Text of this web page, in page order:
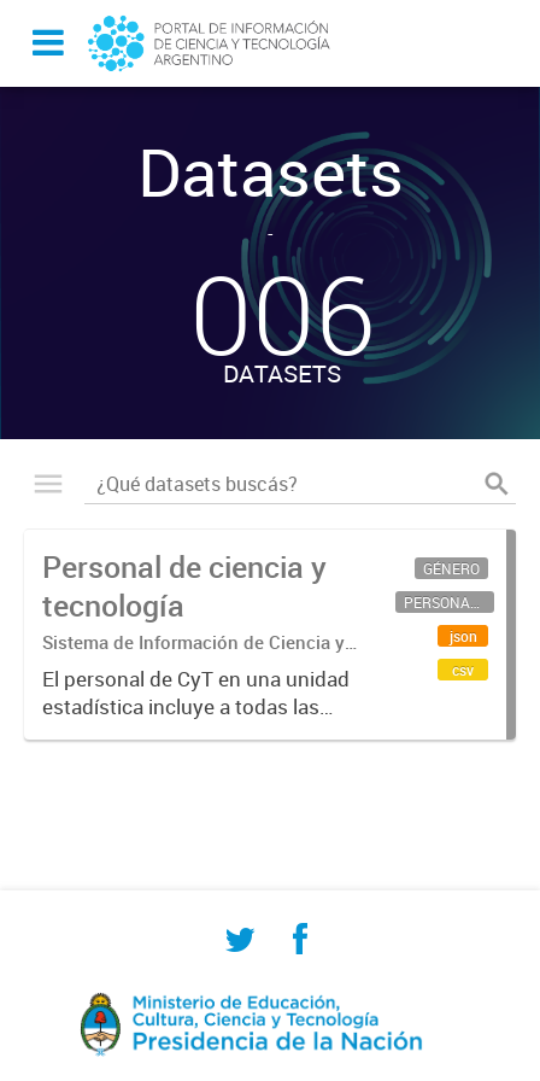
Datasets
-
006
DATASETS
Personal de ciencia y
tecnología
Sistema de Información de Ciencia y
Tecnología Argentino (SICYTAR)
El personal de CyT en una unidad
estadística incluye a todas las
personas involucradas
GÉNERO
PERSONAL CIENTÍFICO-TECNOLÓGICO
json
csv